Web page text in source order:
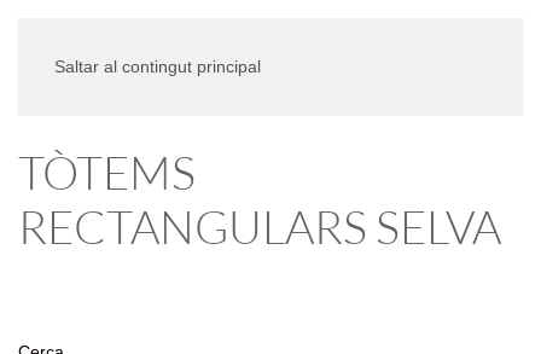
Saltar al contingut principal
TÒTEMS
RECTANGULARS SELVA